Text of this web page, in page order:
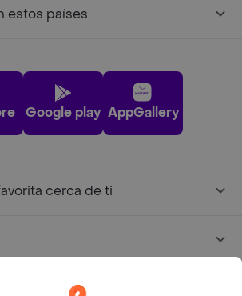
estos países
Google play AppGallery
cerca de ti